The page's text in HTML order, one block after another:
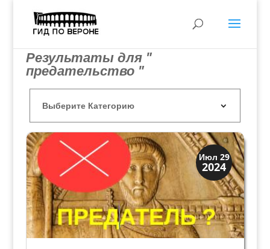
Результаты для "
предательство "
Июл 29
2024
Древний Рим
История